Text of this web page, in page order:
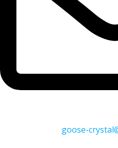
goose-